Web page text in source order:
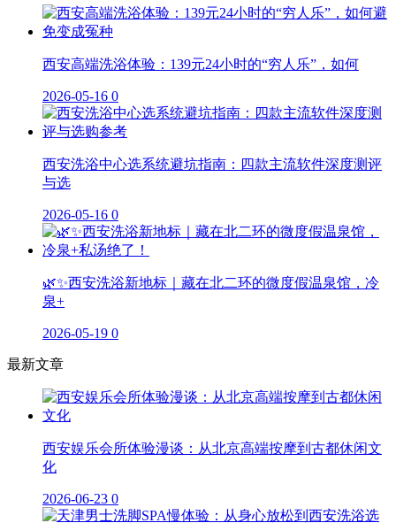
西安高端洗浴体验：139元24小时的“穷人乐”，如何
2026-05-16 0
西安洗浴中心选系统避坑指南：四款主流软件深度测评
与选
2026-05-16 0
🌿✨西安洗浴新地标｜藏在北二环的微度假温泉馆，冷
泉+
2026-05-19 0
最新文章
西安娱乐会所体验漫谈：从北京高端按摩到古都休闲文
化
2026-06-23 0